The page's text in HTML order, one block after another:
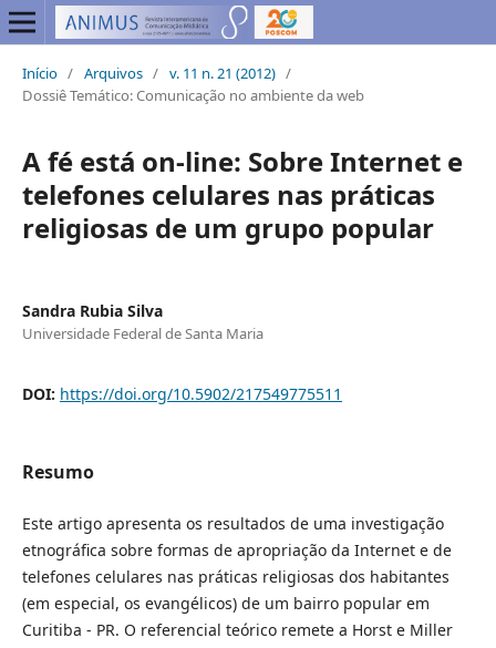
Início / Arquivos / v. 11 n. 21 (2012) /
Dossiê Temático: Comunicação no ambiente da web
A fé está on-line: Sobre Internet e
telefones celulares nas práticas
religiosas de um grupo popular
Sandra Rubia Silva
Universidade Federal de Santa Maria
DOI: https://doi.org/10.5902/217549775511
Resumo
Este artigo apresenta os resultados de uma investigação
etnográfica sobre formas de apropriação da Internet e de
telefones celulares nas práticas religiosas dos habitantes
(em especial, os evangélicos) de um bairro popular em
Curitiba - PR. O referencial teórico remete a Horst e Miller